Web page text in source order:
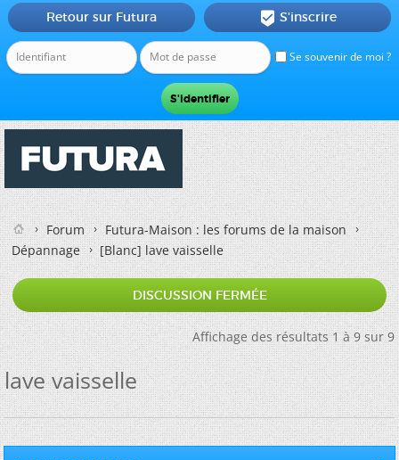
Se souvenir de moi ?
Retour sur Futura  S'inscrire
Forum
Futura-Maison : les forums de la maison
Dépannage
[Blanc]lave vaisselle
DISCUSSION FERMÉE
Affichage des résultats 1 à 9 sur 9
lave vaisselle